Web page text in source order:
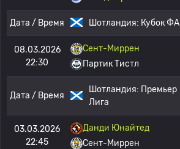
Дата / Время Шотландия: Кубок ФА
08.03.2026
22:30
Сент-Миррен
Партик Тистл
Дата / Время
Шотландия: Премьер
Лига
03.03.2026
22:45
Данди Юнайтед
Сент-Миррен